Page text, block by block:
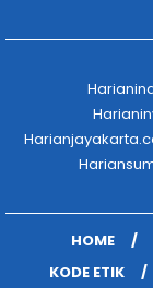
HOME
KODE ETIK